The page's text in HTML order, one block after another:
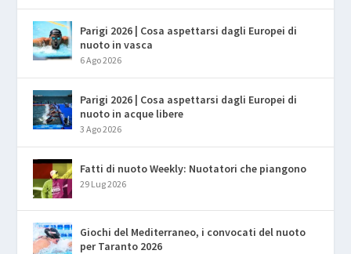
Parigi 2026 | Cosa aspettarsi dagli Europei di
nuoto in vasca
6 Ago 2026
Parigi 2026 | Cosa aspettarsi dagli Europei di
nuoto in acque libere
3 Ago 2026
Fatti di nuoto Weekly: Nuotatori che piangono
29 Lug 2026
Giochi del Mediterraneo, i convocati del nuoto
per Taranto 2026